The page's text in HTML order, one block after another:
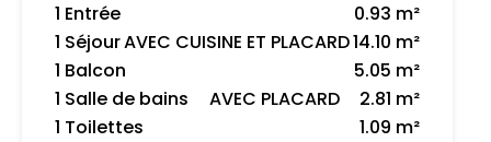
1 Entrée
0.93 m²
1 SéjourAVEC CUISINE ET PLACARD14.10 m²
1 Balcon
5.05 m²
1 Salle de bains
AVEC PLACARD
2.81 m²
1 Toilettes
1.09 m²